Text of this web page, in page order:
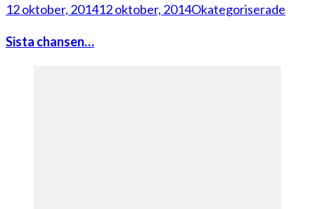
12 oktober, 201412 oktober, 2014Okategoriserade
Sista chansen…